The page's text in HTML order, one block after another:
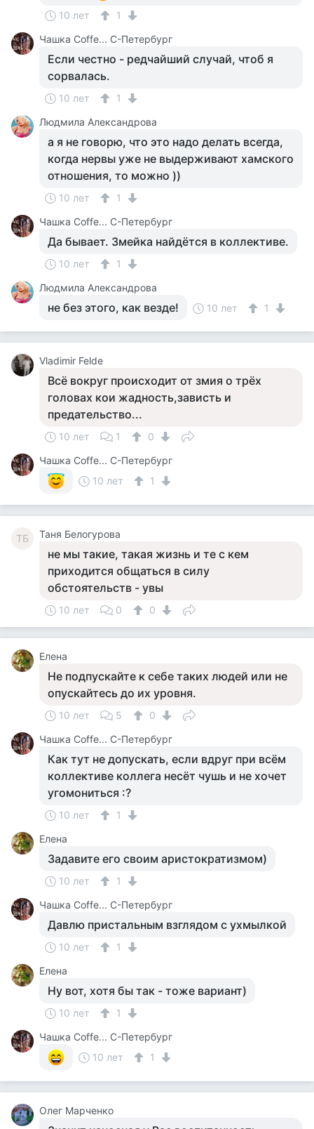
10 лет
1
Чашка Cоffe... С-Петербург
Если честно - редчайший случай, чтоб я
сорвалась.
10 лет
1
Людмила Александрова
а я не говорю, что это надо делать всегда,
когда нервы уже не выдерживают хамского
отношения, то можно ))
10 лет
1
Чашка Cоffe... С-Петербург
Да бывает. Змейка найдётся в коллективе.
10 лет
1
Людмила Александрова
не без этого, как везде! 10 лет 1
Vladimir Felde
Всё вокруг происходит от змия о трёх
головах кои жадность,зависть и
предательство...
10 лет 1
0
Чашка Cоffe... С-Петербург
10 лет
1
ТБ Таня Белогурова
не мы такие, такая жизнь и те с кем
приходится общаться в силу
обстоятельств - увы
10 лет 0 0
Елена
Не подпускайте к себе таких людей или не
опускайтесь до их уровня.
10 лет 5
0
Чашка Cоffe... С-Петербург
Как тут не допускать, если вдруг при всём
коллективе коллега несёт чушь и не хочет
угомониться :?
10 лет
1
Елена
Задавите его своим аристократизмом)
10 лет
1
Чашка Cоffe... С-Петербург
Давлю пристальным взглядом с ухмылкой
10 лет
1
Елена
Ну вот, хотя бы так - тоже вариант)
10 лет
1
Чашка Cоffe... С-Петербург
10 лет
1
Олег Марченко